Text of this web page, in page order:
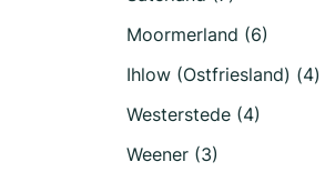
Moormerland (6)
Ihlow (Ostfriesland) (4)
Westerstede (4)
Weener (3)